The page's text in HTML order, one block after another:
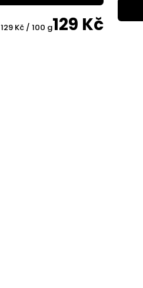
129 Kč
Měrná
129 Kč / 100 g